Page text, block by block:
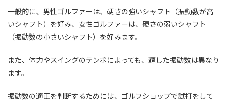
一般的に、男性ゴルファーは、硬さの強いシャフト（振動数が高
いシャフト）を好み、女性ゴルファーは、硬さの弱いシャフト
（振動数の小さいシャフト）を好みます。
また、体力やスイングのテンポによっても、適した振動数は異なり
ます。
振動数の適正を判断するためには、ゴルフショップで試打をして